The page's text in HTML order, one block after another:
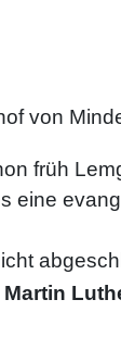
von
früh
eine
Martin